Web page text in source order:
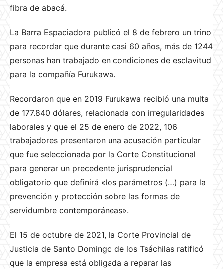
fibra de abacá.
La Barra Espaciadora publicó el 8 de febrero un trino
para recordar que durante casi 60 años, más de 1244
personas han trabajado en condiciones de esclavitud
para la compañía Furukawa.
Recordaron que en 2019 Furukawa recibió una multa
de 177.840 dólares, relacionada con irregularidades
laborales y que el 25 de enero de 2022, 106
trabajadores presentaron una acusación particular
que fue seleccionada por la Corte Constitucional
para generar un precedente jurisprudencial
obligatorio que definirá «los parámetros (…) para la
prevención y protección sobre las formas de
servidumbre contemporáneas».
El 15 de octubre de 2021, la Corte Provincial de
Justicia de Santo Domingo de los Tsáchilas ratificó
que la empresa está obligada a reparar las